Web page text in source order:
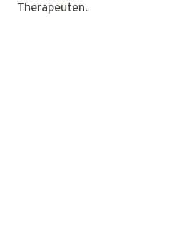
Therapeuten.